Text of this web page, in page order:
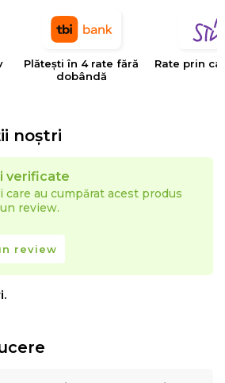
Plătești în 4 rate fără
dobândă
Rate prin
noștri
verificate
care au cumpărat acest produs
review.
review